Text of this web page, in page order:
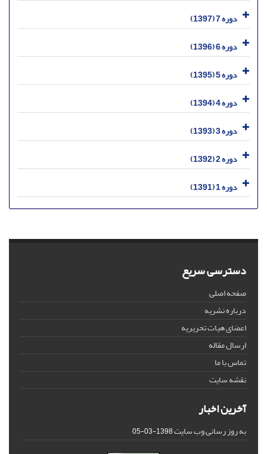
دوره 7 (1397)
دوره 6 (1396)
دوره 5 (1395)
دوره 4 (1394)
دوره 3 (1393)
دوره 2 (1392)
دوره 1 (1391)
دسترسی سریع
صفحه اصلی
درباره نشریه
اعضای هیات تحریریه
ارسال مقاله
تماس با ما
نقشه سایت
آخرین اخبار
به روز رسانی وب سایت1398-03-05